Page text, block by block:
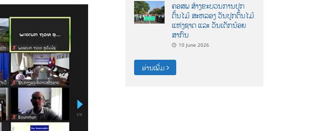
ຄອສພ ສ້າງຂະບວນການປູກ
ຕົ້ນໄມ້ ສະຫລອງ ວັນປູກຕົ້ນໄມ້
ແຫ່ງຊາດ ແລະ ວັນເດັກນ້ອຍ
ສາກົນ
10 June 2026
ອ່ານເພີ່ມ